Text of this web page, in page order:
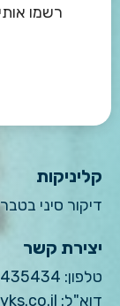
רשמו
קליניקות
דיקור סיני
יצירת קשר
טלפון:
דוא"ל: